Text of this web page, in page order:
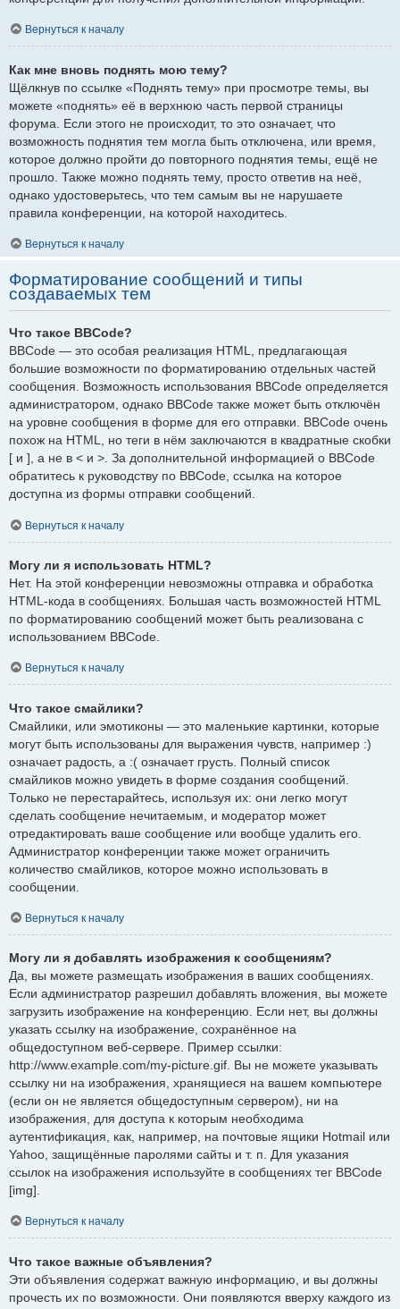
Вернуться к началу
Как мне вновь поднять мою тему?
Щёлкнув по ссылке «Поднять тему» при просмотре темы, вы
можете «поднять» её в верхнюю часть первой страницы
форума. Если этого не происходит, то это означает, что
возможность поднятия тем могла быть отключена, или время,
которое должно пройти до повторного поднятия темы, ещё не
прошло. Также можно поднять тему, просто ответив на неё,
однако удостоверьтесь, что тем самым вы не нарушаете
правила конференции, на которой находитесь.
Вернуться к началу
Форматирование сообщений и типы
создаваемых тем
Что такое BBCode?
BBCode — это особая реализация HTML, предлагающая
большие возможности по форматированию отдельных частей
сообщения. Возможность использования BBCode определяется
администратором, однако BBCode также может быть отключён
на уровне сообщения в форме для его отправки. BBCode очень
похож на HTML, но теги в нём заключаются в квадратные скобки
[ и ], а не в < и >. За дополнительной информацией о BBCode
обратитесь к руководству по BBCode, ссылка на которое
доступна из формы отправки сообщений.
Вернуться к началу
Могу ли я использовать HTML?
Нет. На этой конференции невозможны отправка и обработка
HTML-кода в сообщениях. Большая часть возможностей HTML
по форматированию сообщений может быть реализована с
использованием BBCode.
Вернуться к началу
Что такое смайлики?
Смайлики, или эмотиконы — это маленькие картинки, которые
могут быть использованы для выражения чувств, например :)
означает радость, а :( означает грусть. Полный список
смайликов можно увидеть в форме создания сообщений.
Только не перестарайтесь, используя их: они легко могут
сделать сообщение нечитаемым, и модератор может
отредактировать ваше сообщение или вообще удалить его.
Администратор конференции также может ограничить
количество смайликов, которое можно использовать в
сообщении.
Вернуться к началу
Могу ли я добавлять изображения к сообщениям?
Да, вы можете размещать изображения в ваших сообщениях.
Если администратор разрешил добавлять вложения, вы можете
загрузить изображение на конференцию. Если нет, вы должны
указать ссылку на изображение, сохранённое на
общедоступном веб-сервере. Пример ссылки:
http://www.example.com/my-picture.gif. Вы не можете указывать
ссылку ни на изображения, хранящиеся на вашем компьютере
(если он не является общедоступным сервером), ни на
изображения, для доступа к которым необходима
аутентификация, как, например, на почтовые ящики Hotmail или
Yahoo, защищённые паролями сайты и т. п. Для указания
ссылок на изображения используйте в сообщениях тег BBCode
[img].
Вернуться к началу
Что такое важные объявления?
Эти объявления содержат важную информацию, и вы должны
прочесть их по возможности. Они появляются вверху каждого из